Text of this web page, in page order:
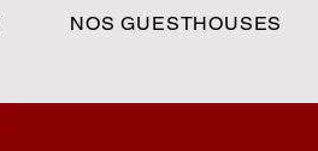
NOS GUESTHOUSES